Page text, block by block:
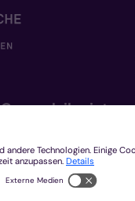
0